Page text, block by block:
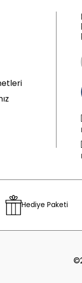
Hediye Paketi